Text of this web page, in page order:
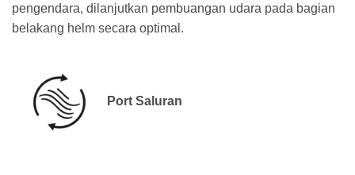
pengendara, dilanjutkan pembuangan udara pada bagian
belakang helm secara optimal.
Port Saluran